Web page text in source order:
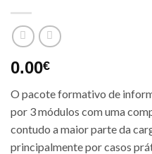
0.00€
O pacote formativo de
por 3 módulos com uma
contudo a maior parte da
principalmente por casos